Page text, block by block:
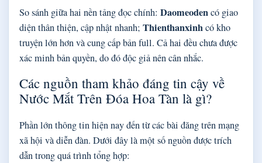
So sánh giữa hai nền tảng đọc chính: Daomeodencó giao
diện thân thiện, cập nhật nhanh; Thienthanxinhcó kho
truyện lớn hơn và cung cấp bản full. Cả hai đều chưa được
xác minh bản quyền, do đó độc giả nên cân nhắc.
Các nguồn tham khảo đáng tin cậy về
Nước Mắt Trên Đóa Hoa Tàn là gì?
Phần lớn thông tin hiện nay đến từ các bài đăng trên mạng
xã hội và diễn đàn. Dưới đây là một số nguồn được trích
dẫn trong quá trình tổng hợp: